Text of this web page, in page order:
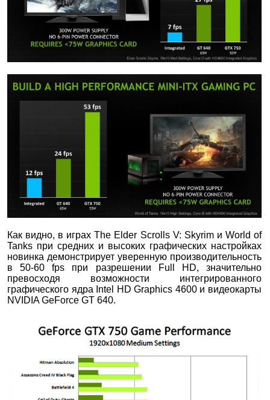
Как видно, в играх The Elder Scrolls V: Skyrim и World of
Tanks при средних и высоких графических настройках
новинка демонстрирует уверенную производительность
в 50-60 fps при разрешении Full HD, значительно
превосходя возможности интегрированного
графического ядра Intel HD Graphics 4600 и видеокарты
NVIDIA GeForce GT 640.